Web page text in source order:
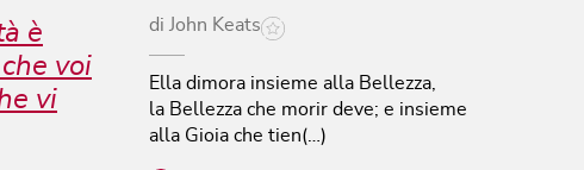
è
voi
vi
di John Keats
Ella dimora insieme alla Bellezza,
la Bellezza che morir deve; e insieme
alla Gioia che tien(…)